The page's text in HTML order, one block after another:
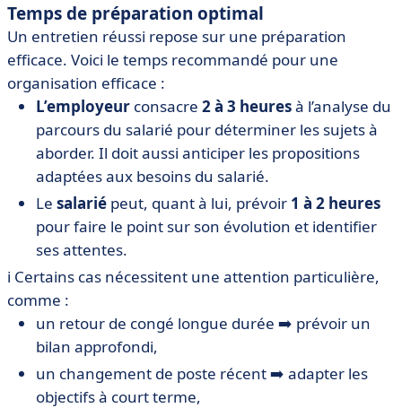
Temps de préparation optimal
Un entretien réussi repose sur une préparation
efficace. Voici le temps recommandé pour une
organisation efficace :
L’employeur consacre 2 à 3 heuresà l’analyse du
parcours du salarié pour déterminer les sujets à
aborder. Il doit aussi anticiper les propositions
adaptées aux besoins du salarié.
Le salarié peut, quant à lui, prévoir 1 à 2 heures
pour faire le point sur son évolution et identifier
ses attentes.
ℹ️ Certains cas nécessitent une attention particulière,
comme :
un retour de congé longue durée ➡️ prévoir un
bilan approfondi,
un changement de poste récent ➡️ adapter les
objectifs à court terme,